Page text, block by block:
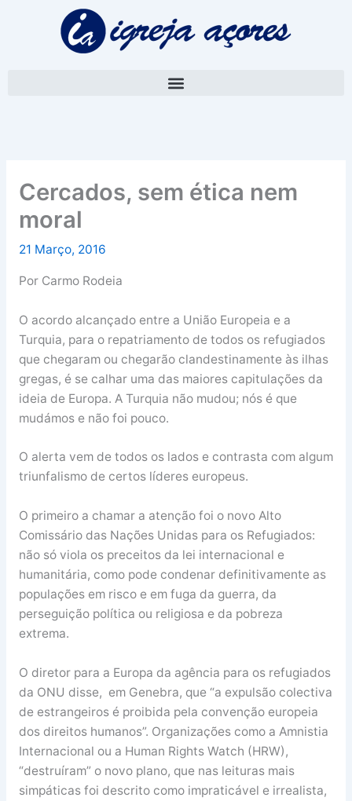
Cercados, sem ética nem
moral
21 Março, 2016
Por Carmo Rodeia
O acordo alcançado entre a União Europeia e a
Turquia, para o repatriamento de todos os refugiados
que chegaram ou chegarão clandestinamente às ilhas
gregas, é se calhar uma das maiores capitulações da
ideia de Europa. A Turquia não mudou; nós é que
mudámos e não foi pouco.
O alerta vem de todos os lados e contrasta com algum
triunfalismo de certos líderes europeus.
O primeiro a chamar a atenção foi o novo Alto
Comissário das Nações Unidas para os Refugiados:
não só viola os preceitos da lei internacional e
humanitária, como pode condenar definitivamente as
populações em risco e em fuga da guerra, da
perseguição política ou religiosa e da pobreza
extrema.
O diretor para a Europa da agência para os refugiados
da ONU disse, em Genebra, que “a expulsão colectiva
de estrangeiros é proibida pela convenção europeia
dos direitos humanos”. Organizações como a Amnistia
Internacional ou a Human Rights Watch (HRW),
“destruíram” o novo plano, que nas leituras mais
simpáticas foi descrito como impraticável e irrealista,